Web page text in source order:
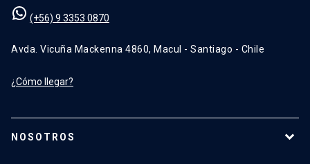
(+56) 9 3353 0870
Avda. Vicuña Mackenna 4860, Macul - Santiago - Chile
¿Cómo llegar?
NOSOTROS